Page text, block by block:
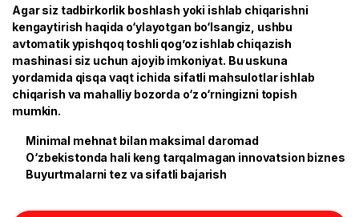
Agar siz tadbirkorlik boshlash yoki ishlab chiqarishni
kengaytirish haqida o‘ylayotgan bo‘lsangiz, ushbu
avtomatik ypishqoq toshli qog’oz ishlab chiqazish
mashinasi siz uchun ajoyib imkoniyat. Bu uskuna
yordamida qisqa vaqt ichida sifatli mahsulotlar ishlab
chiqarish va mahalliy bozorda o‘z o‘rningizni topish
mumkin.
Minimal mehnat bilan maksimal daromad
O‘zbekistonda hali keng tarqalmagan innovatsion biznes
Buyurtmalarni tez va sifatli bajarish